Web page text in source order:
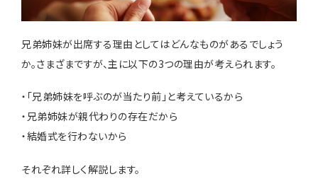
兄弟姉妹が出席する理由としてはどんなものがあるでしょう
か。さまざまですが、主に以下の3つの理由が考えられます。
・「兄弟姉妹を呼ぶのが当たり前」と考えているから
・兄弟姉妹が親代わりの存在だから
・結婚式を行わないから
それぞれ詳しく解説します。